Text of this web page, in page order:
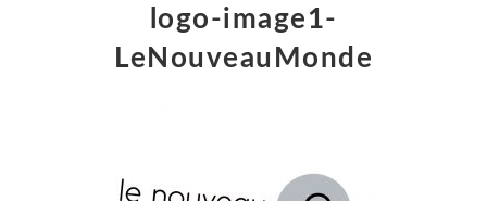
logo-image1-
LeNouveauMonde